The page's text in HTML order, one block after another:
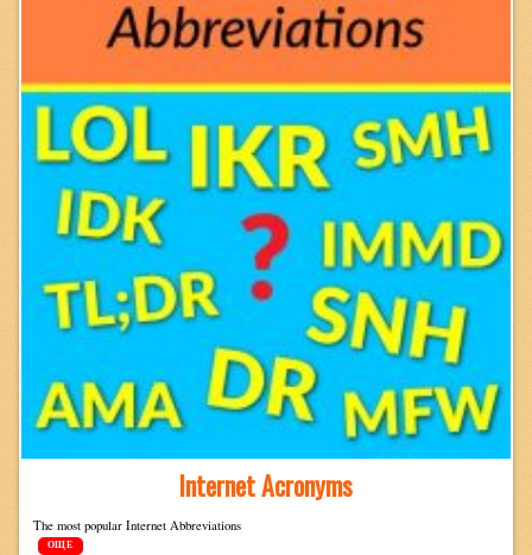
Internet Acronyms
The most pop­u­lar Inter­net Abbreviations
ОЩЕ